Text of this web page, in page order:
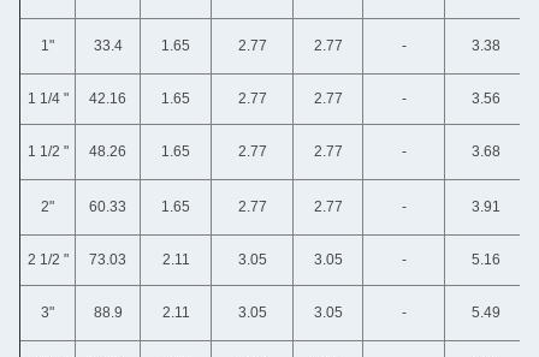
1" 33.4 1.65 2.77 2.77 - 3.38
1 1/4 " 42.16 1.65 2.77 2.77 - 3.56
1 1/2 " 48.26 1.65 2.77 2.77 - 3.68
2" 60.33 1.65 2.77 2.77 - 3.91
2 1/2 " 73.03 2.11 3.05 3.05 - 5.16
3" 88.9 2.11 3.05 3.05 - 5.49